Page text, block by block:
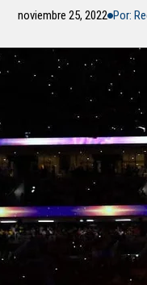
noviembre 25, 2022 Por: